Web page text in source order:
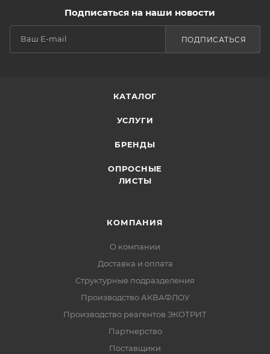
Подписаться на наши новости
ПОДПИСАТЬСЯ
КАТАЛОГ
УСЛУГИ
БРЕНДЫ
ОПРОСНЫЕ
ЛИСТЫ
КОМПАНИЯ
О компании
Доставка и оплата
Структурные подразделения
Производство АКВАФЛОУ
Производство реагентов ЭКОТРИТ
Партнерство
Поставщики